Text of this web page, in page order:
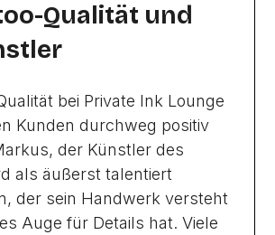
Qualität und
bei Private Ink Lounge
Kunden durchweg positiv
der Künstler des
als äußerst talentiert
der sein Handwerk versteht
Auge für Details hat. Viele